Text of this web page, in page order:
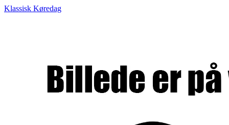
Klassisk Køredag